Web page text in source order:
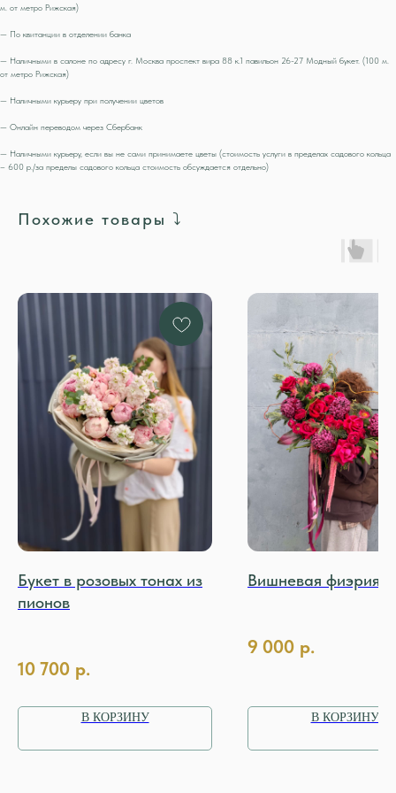
м. от метро Рижская)
— По квитанции в отделении банка
— Наличными в салоне по адресу г. Москва проспект вира 88 к.1 павильон 26-27 Модный букет. (100 м.
от метро Рижская)
— Наличными курьеру при получении цветов
— Онлайн переводом через Сбербанк
— Наличными курьеру, если вы не сами принимаете цветы (стоимость услуги в пределах садового кольца
– 600 р./за пределы садового кольца стоимость обсуждается отдельно)
Похожие товары ⤵
Букет в розовых тонах из
пионов
10 700 р.
В КОРЗИНУ
Вишневая фиэрия
9 000 р.
В КОРЗИНУ